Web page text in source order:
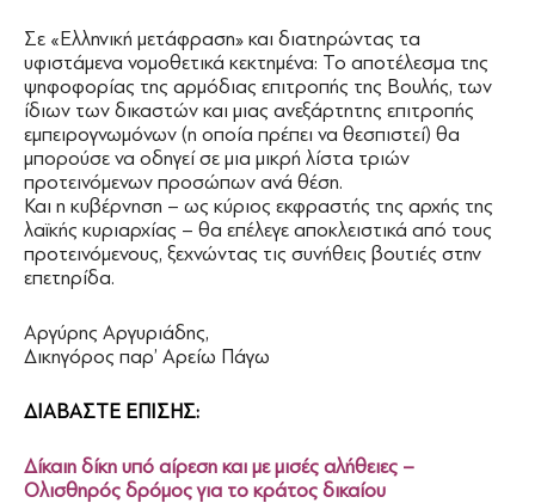
Σε «Ελληνική μετάφραση» και διατηρώντας τα
υφιστάμενα νομοθετικά κεκτημένα: Το αποτέλεσμα της
ψηφοφορίας της αρμόδιας επιτροπής της Βουλής, των
ίδιων των δικαστών και μιας ανεξάρτητης επιτροπής
εμπειρογνωμόνων (η οποία πρέπει να θεσπιστεί) θα
μπορούσε να οδηγεί σε μια μικρή λίστα τριών
προτεινόμενων προσώπων ανά θέση.
Και η κυβέρνηση – ως κύριος εκφραστής της αρχής της
λαϊκής κυριαρχίας – θα επέλεγε αποκλειστικά από τους
προτεινόμενους, ξεχνώντας τις συνήθεις βουτιές στην
επετηρίδα.
Αργύρης Αργυριάδης,
Δικηγόρος παρ’ Αρείω Πάγω
ΔΙΑΒΑΣΤΕ ΕΠΙΣΗΣ:
Δίκαιη δίκη υπό αίρεση και με μισές αλήθειες –
Ολισθηρός δρόμος για το κράτος δικαίου